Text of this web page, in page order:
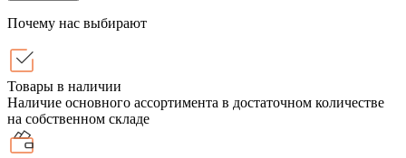
Почему нас выбирают
Товары в наличии
Наличие основного ассортимента в достаточном количестве
на собственном складе